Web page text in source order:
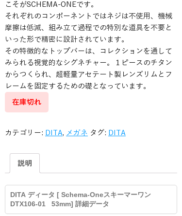
こそがSCHEMA-ONEです。
それぞれのコンポーネントではネジは不使用、機械
摩擦は低減、組み立て過程での特別な道具を不要と
いった形で精密に設計されています。
その特徴的なトップバーは、コレクションを通して
みられる視覚的なシグネチャー。１ピースのチタン
からつくられ、超軽量アセテート製レンズリムとフ
レームを固定するための礎となっています。
在庫切れ
カテゴリー: DITA, メガネ タグ: DITA
説明
DITA ディータ [ Schema-Oneスキーマーワン
DTX106-01 53mm] 詳細データ